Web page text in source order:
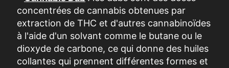
concentrées de cannabis obtenues par
extraction de THC et d'autres cannabinoïdes
à l'aide d'un solvant comme le butane ou le
dioxyde de carbone, ce qui donne des huiles
collantes qui prennent différentes formes et